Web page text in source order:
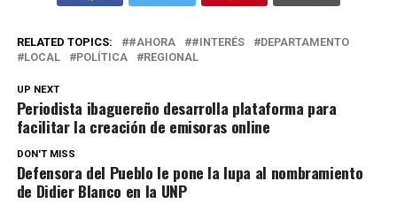
RELATED TOPICS: #AHORA #INTERÉS
DEPARTAMENTO
LOCAL
POLÍTICA REGIONAL
UP NEXT
Periodista ibaguereño desarrolla plataforma para
facilitar la creación de emisoras online
DON'T MISS
Defensora del Pueblo le pone la lupa al nombramiento
de Didier Blanco en la UNP